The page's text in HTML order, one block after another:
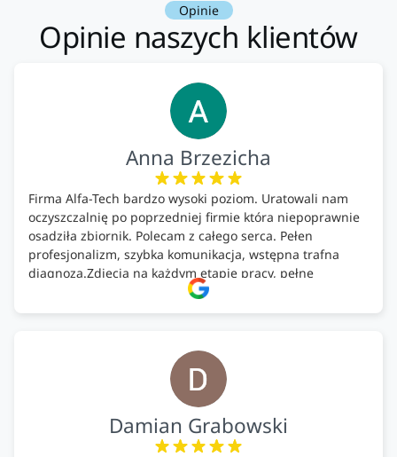
Opinie
Opinie naszych klientów
Anna Brzezicha
Firma Alfa-Tech bardzo wysoki poziom. Uratowali nam
oczyszczalnię po poprzedniej firmie która niepoprawnie
osadziła zbiornik. Polecam z całego serca. Pełen
profesjonalizm, szybka komunikacja, wstępna trafna
diagnoza.Zdjęcia na każdym etapie pracy, pełne
doradztwo.Dobrze wyszkoleni i znający się na rzeczy.
Podsumowując ekipa na wysokim poziomie, rzetelna.
Damian Grabowski